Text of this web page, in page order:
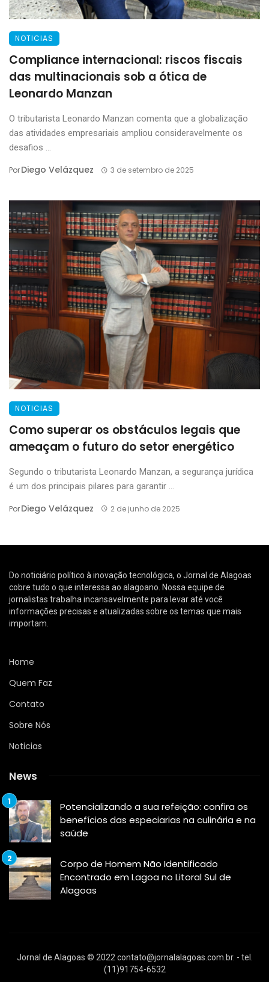
NOTICIAS
Compliance internacional: riscos fiscais
das multinacionais sob a ótica de
Leonardo Manzan
O tributarista Leonardo Manzan comenta que a globalização
das atividades empresariais ampliou consideravelmente os
desafios ...
PorDiego Velázquez 3 de setembro de 2025
NOTICIAS
Como superar os obstáculos legais que
ameaçam o futuro do setor energético
Segundo o tributarista Leonardo Manzan, a segurança jurídica
é um dos principais pilares para garantir ...
PorDiego Velázquez 2 de junho de 2025
Do noticiário político à inovação tecnológica, o Jornal de Alagoas
cobre tudo o que interessa ao alagoano. Nossa equipe de
jornalistas trabalha incansavelmente para levar até você
informações precisas e atualizadas sobre os temas que mais
importam.
Home
Quem Faz
Contato
Sobre Nós
Noticias
News
Potencializando a sua refeição: confira os
benefícios das especiarias na culinária e na
saúde
Corpo de Homem Não Identificado
Encontrado em Lagoa no Litoral Sul de
Alagoas
Jornal de Alagoas © 2022 contato@jornalalagoas.com.br. - tel.
(11)91754-6532